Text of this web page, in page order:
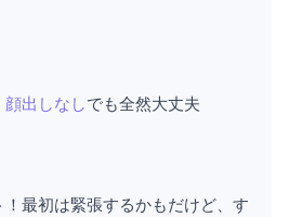
顔出しなしでも全然大丈夫
！最初は緊張するかもだけど、す